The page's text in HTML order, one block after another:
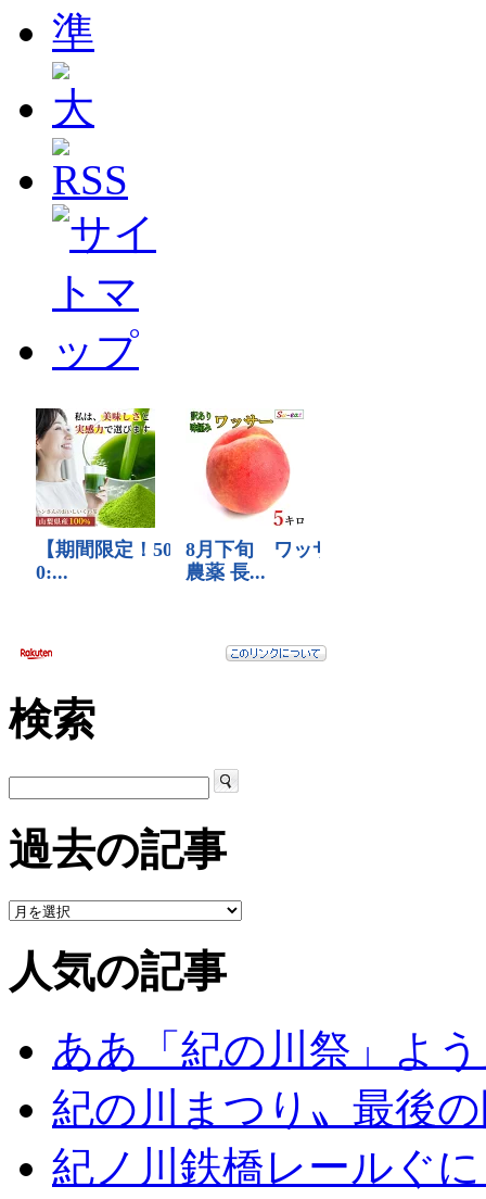
検索
過去の記事
人気の記事
ああ「紀の川祭」よ
紀の川まつり〟最後
紀ノ川鉄橋レールぐ